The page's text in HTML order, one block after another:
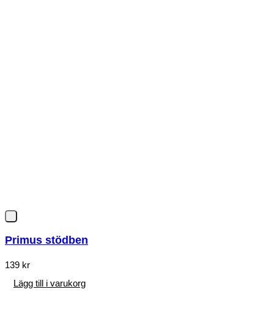
Primus stödben
139 kr
Lägg till i varukorg